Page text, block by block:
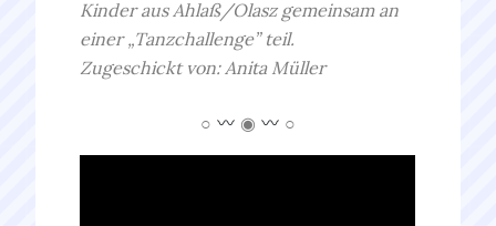
Kinder aus Ahlaß/Olasz gemeinsam an
einer „Tanzchallenge” teil.
Zugeschickt von: Anita Müller
○ ◉ ○